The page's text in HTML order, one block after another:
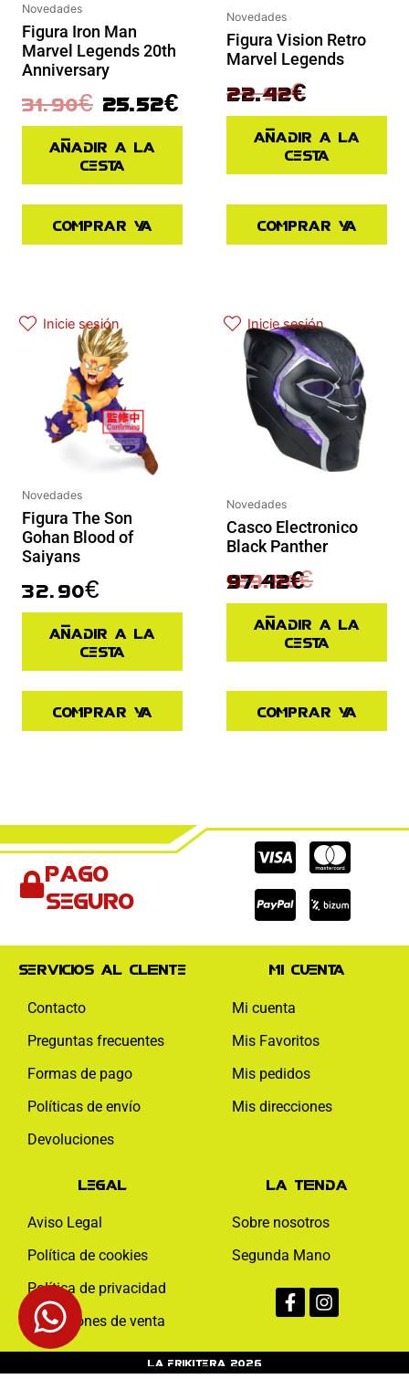
Novedades
Figura Iron Man
Marvel Legends 20th
Anniversary
31.90€ 25.52€
Añadir a la
cesta
Comprar ya
Novedades
Figura Vision Retro
Marvel Legends
29.90€
22.42€
Añadir a la
cesta
Comprar ya
Inicie sesión
Novedades
Figura The Son
Gohan Blood of
Saiyans
32.90€
Añadir a la
cesta
Comprar ya
Inicie sesión
Novedades
Casco Electronico
Black Panther
129.90€
97.42€
Añadir a la
cesta
Comprar ya
Pago
seguro
Cc-
visa
Cc-
Cc-
paypal
Servicios al cliente
Contacto
Preguntas frecuentes
Formas de pago
Políticas de envío
Devoluciones
Mi cuenta
Mi cuenta
Mis Favoritos
Mis pedidos
Mis direcciones
Legal
Aviso Legal
Política de cookies
Política de privacidad
Condiciones de venta
La tienda
Sobre nosotros
Segunda Mano
f
La Frikitera 2026